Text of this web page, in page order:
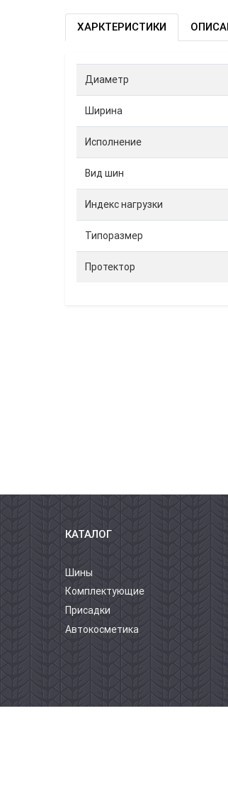
ХАРКТЕРИСТИКИ
Диаметр
Ширина
Исполнение
Вид шин
Индекс нагрузки
Типоразмер
Протектор
КАТАЛОГ
Шины
Комплектующие
Присадки
Автокосметика